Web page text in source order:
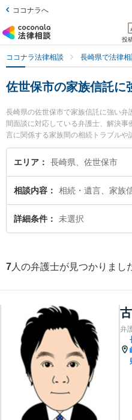
ココナラへ
投
ココナラ法律相談 長崎県で法律
佐世保市の家族信託に
長崎県の佐世保市で家族信託に強い
間面談に対応している弁護士、解決
言に関係する家族間の相続トラブル
での絞り込み検索もでき便利です。
フィスの古市 寛弁護士や竹口・堀法
に弁護士に相談したい』『家族信託
を検索したい』『初回相談無料で家
士に相談予約したい』などでお困りの
エリア 長崎県、佐世保市
相談内容 相続・遺言、家族
詳細条件 未選択
7 人の弁護士が見つかりまし
弁